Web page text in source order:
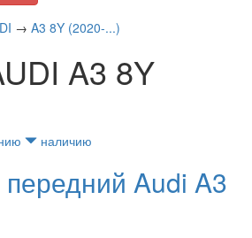
→ A3 8Y (2020-...)
A3 8Y
наличию
Audi A3